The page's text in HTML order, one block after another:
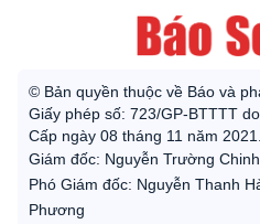
© Bản quyền thuộc về Báo và
Giấy phép số: 723/GP-BTTTT
Cấp ngày 08 tháng 11 năm 2021.
Giám đốc: Nguyễn Trường
Phó Giám đốc: Nguyễn Thanh
Phương